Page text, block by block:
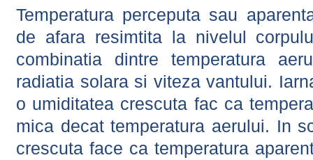
Temperatura perceputa sau
de afara resimtita la nivelul
combinatia dintre temperatura
radiatia solara si viteza vantului.
o umiditatea crescuta fac ca
mica decat temperatura aerului. In
crescuta face ca temperatura